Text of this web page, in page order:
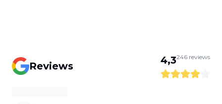
Reviews 4,3246 reviews